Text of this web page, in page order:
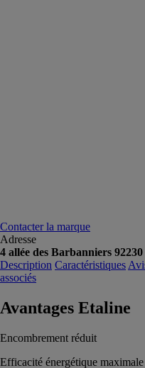
Contacter la marque
Adresse
4 allée des Barbanniers
Description Caractéristiques
associés
Avantages Etaline
Encombrement réduit
Efficacité énergétique maximale